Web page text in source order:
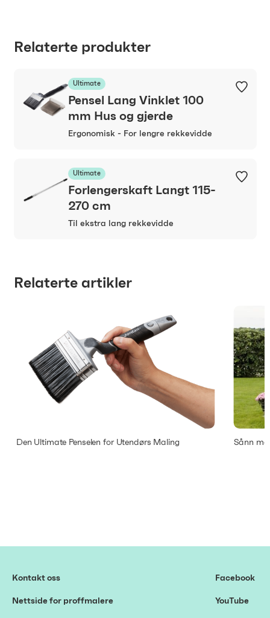
Relaterte produkter
Ultimate
Pensel Lang Vinklet 100
mm Hus og gjerde
Ergonomisk - For lengre rekkevidde
Ultimate
Forlengerskaft Langt 115-
270 cm
Til ekstra lang rekkevidde
Relaterte artikler
Den Ultimate Penselen for Utendørs Maling Sånn
Kontakt oss
Nettside for proffmalere
Facebook
YouTube